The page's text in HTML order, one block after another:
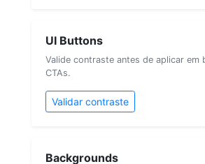
UI Buttons
Valide contraste antes de aplicar em
CTAs.
Validar contraste
Backgrounds